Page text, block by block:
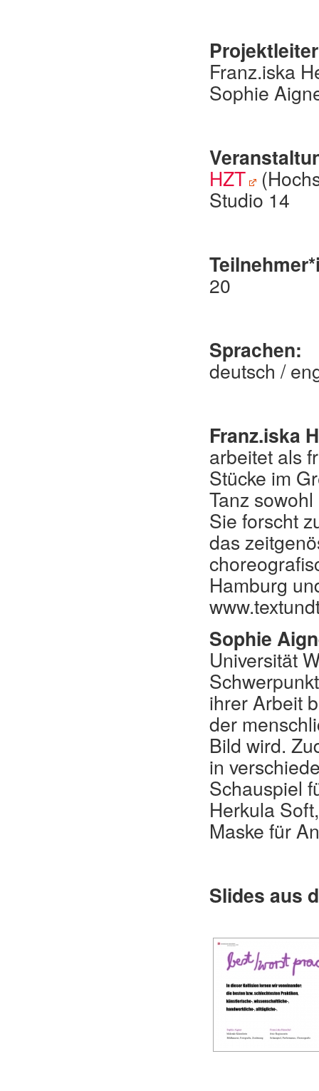
Franz.iska
Sophie
HZT
Studio 14
20
Sprachen:
deutsch /
Franz.iska
arbeitet als
Stücke im
Tanz
Sie forscht
das
Hamburg
Sophie
Universität
ihrer Arbeit
der
Bild wird.
in
Schauspiel
Herkula
Maske für
Slides aus